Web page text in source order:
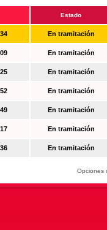
Estado
En tramitación
En tramitación
En tramitación
En tramitación
En tramitación
En tramitación
En tramitación
Opciones